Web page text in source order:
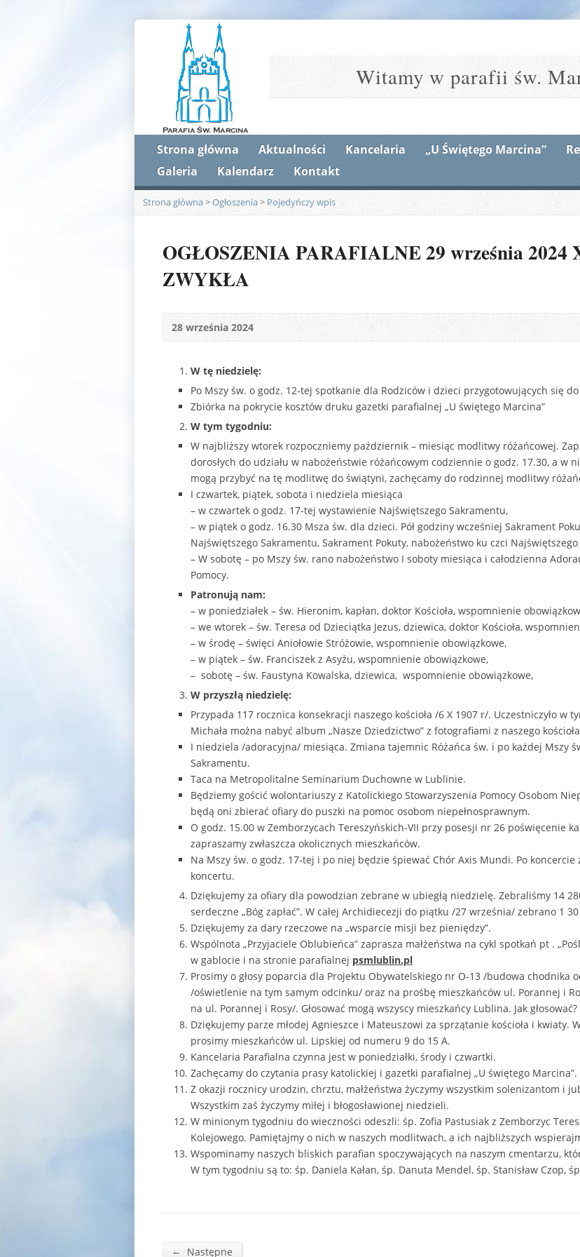
Witamy w parafii św.
Strona główna Aktualności Kancelaria „U Świętego Marcina”
Galeria
Kalendarz Kontakt
Strona główna>Ogłoszenia> Pojedyńczy wpis
OGŁOSZENIA PARAFIALNE 29 września
ZWYKŁA
28 września 2024
W tę niedzielę:
Po Mszy św. o godz. 12-tej spotkanie dla Rodziców i dzieci przygotowujących się
Zbiórka na pokrycie kosztów druku gazetki parafialnej „U świętego Marcina”
W tym tygodniu:
W najbliższy wtorek rozpoczniemy październik – miesiąc modlitwy różańcowej.
dorosłych do udziału w nabożeństwie różańcowym codziennie o godz. 17.30, a w
mogą przybyć na tę modlitwę do świątyni, zachęcamy do rodzinnej modlitwy
I czwartek, piątek, sobota i niedziela miesiąca
– w czwartek o godz. 17-tej wystawienie Najświętszego Sakramentu,
– w piątek o godz. 16.30 Msza św. dla dzieci. Pół godziny wcześniej Sakrament
Najświętszego Sakramentu, Sakrament Pokuty, nabożeństwo ku czci Najświętszego
– W sobotę – po Mszy św. rano nabożeństwo I soboty miesiąca i całodzienna
Pomocy.
Patronują nam:
– w poniedziałek – św. Hieronim, kapłan, doktor Kościoła, wspomnienie
– we wtorek – św. Teresa od Dzieciątka Jezus, dziewica, doktor Kościoła,
– w środę – święci Aniołowie Stróżowie, wspomnienie obowiązkowe,
– w piątek – św. Franciszek z Asyżu, wspomnienie obowiązkowe,
– sobotę – św. Faustyna Kowalska, dziewica, wspomnienie obowiązkowe,
W przyszłą niedzielę:
Przypada 117 rocznica konsekracji naszego kościoła /6 X 1907 r/. Uczestniczyło w
Michała można nabyć album „Nasze Dziedzictwo” z fotografiami z naszego
I niedziela /adoracyjna/ miesiąca. Zmiana tajemnic Różańca św. i po każdej Mszy
Sakramentu.
Taca na Metropolitalne Seminarium Duchowne w Lublinie.
Będziemy gościć wolontariuszy z Katolickiego Stowarzyszenia Pomocy Osobom
będą oni zbierać ofiary do puszki na pomoc osobom niepełnosprawnym.
O godz. 15.00 w Zemborzycach Tereszyńskich-VII przy posesji nr 26 poświęcenie
zapraszamy zwłaszcza okolicznych mieszkańców.
Na Mszy św. o godz. 17-tej i po niej będzie śpiewać Chór Axis Mundi. Po
koncertu.
Dziękujemy za ofiary dla powodzian zebrane w ubiegłą niedzielę. Zebraliśmy 14
serdeczne „Bóg zapłać”. W całej Archidiecezji do piątku /27 września/ zebrano 1
Dziękujemy za dary rzeczowe na „wsparcie misji bez pieniędzy”.
Wspólnota „Przyjaciele Oblubieńca” zaprasza małżeństwa na cykl spotkań pt .
w gablocie i na stronie parafialnej psmlublin.pl
Prosimy o głosy poparcia dla Projektu Obywatelskiego nr O-13 /budowa chodnika
/oświetlenie na tym samym odcinku/ oraz na prośbę mieszkańców ul. Porannej i
na ul. Porannej i Rosy/. Głosować mogą wszyscy mieszkańcy Lublina. Jak głosować?
Dziękujemy parze młodej Agnieszce i Mateuszowi za sprzątanie kościoła i kwiaty.
prosimy mieszkańców ul. Lipskiej od numeru 9 do 15 A.
Kancelaria Parafialna czynna jest w poniedziałki, środy i czwartki.
Zachęcamy do czytania prasy katolickiej i gazetki parafialnej „U świętego Marcina”.
Z okazji rocznicy urodzin, chrztu, małżeństwa życzymy wszystkim solenizantom i
Wszystkim zaś życzymy miłej i błogosławionej niedzieli.
W minionym tygodniu do wieczności odeszli: śp. Zofia Pastusiak z Zemborzyc
Kolejowego. Pamiętajmy o nich w naszych modlitwach, a ich najbliższych
Wspominamy naszych bliskich parafian spoczywających na naszym cmentarzu,
W tym tygodniu są to: śp. Daniela Kałan, śp. Danuta Mendel, śp. Stanisław Czop,
← Następne